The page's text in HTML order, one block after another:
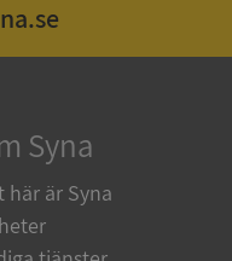
Syna
här är Syna
Leverantör
Domän